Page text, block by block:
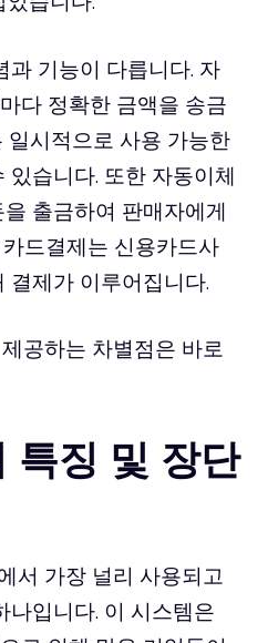
과 기능이 다릅니다. 자
다 정확한 금액을 송금
일시적으로 사용 가능한
있습니다. 또한 자동이체
출금하여 판매자에게
드결제는 신용카드사
결제가 이루어집니다.
공하는 차별점은 바로
특징 및 장단
서 가장 널리 사용되고
나입니다. 이 시스템은